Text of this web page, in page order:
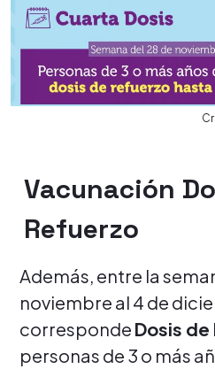
Vacunación
Refuerzo
Además, entre la
noviembre al 4 de
corresponde Dosis
personas de 3 o más